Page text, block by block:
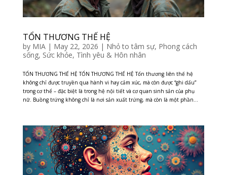
TỔN THƯƠNG THẾ HỆ
by MIA| May 22, 2026 | Nhỏ to tâm sự, Phong cách
sống, Sức khỏe, Tình yêu & Hôn nhân
TỔN THƯƠNG THẾ HỆ TỔN THƯƠNG THẾ HỆ Tổn thương liên thế hệ
không chỉ được truyền qua hành vi hay cảm xúc, mà còn được “ghi dấu”
trong cơ thể – đặc biệt là trong hệ nội tiết và cơ quan sinh sản của phụ
nữ. Buồng trứng không chỉ là nơi sản xuất trứng, mà còn là một phần...